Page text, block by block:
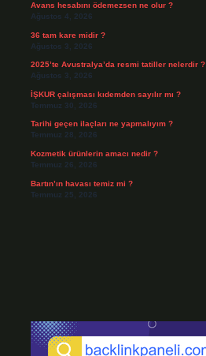
Avans hesabını ödemezsen ne olur ?
Ağustos 4, 2026
36 tam kare midir ?
Ağustos 3, 2026
2025’te Avustralya’da resmi tatiller nelerdir ?
Ağustos 3, 2026
İŞKUR çalışması kıdemden sayılır mı ?
Temmuz 30, 2026
Tarihi geçen ilaçları ne yapmalıyım ?
Temmuz 28, 2026
Kozmetik ürünlerin amacı nedir ?
Temmuz 26, 2026
Bartın’ın havası temiz mi ?
Temmuz 25, 2026